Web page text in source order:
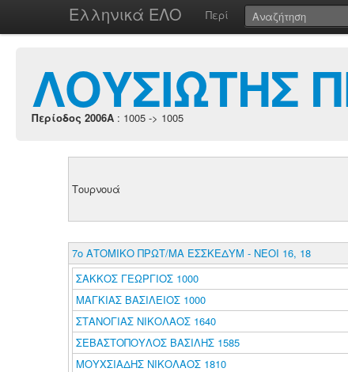
Ελληνικά ΕΛΟ Περί
ΛΟΥΣΙΩΤΗΣ
Περίοδος 2006A : 1005 -> 1005
Τουρνουά
7ο ΑΤΟΜΙΚΟ ΠΡΩΤ/ΜΑ ΕΣΣΚΕΔΥΜ - ΝΕΟΙ 16, 18
ΣΑΚΚΟΣ ΓΕΩΡΓΙΟΣ 1000
ΜΑΓΚΙΑΣ ΒΑΣΙΛΕΙΟΣ 1000
ΣΤΑΝΟΓΙΑΣ ΝΙΚΟΛΑΟΣ 1640
ΣΕΒΑΣΤΟΠΟΥΛΟΣ ΒΑΣΙΛΗΣ 1585
ΜΟΥΧΣΙΑΔΗΣ ΝΙΚΟΛΑΟΣ 1810